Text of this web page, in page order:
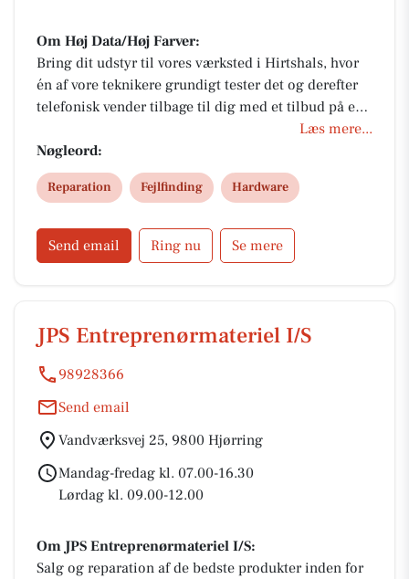
Om Høj Data/Høj Farver:
Bring dit udstyr til vores værksted i Hirtshals, hvor
én af vore teknikere grundigt tester det og derefter
telefonisk vender tilbage til dig med et tilbud på en
eventuel reparation. Vi tager intet testgebyr – hvilket
betyder at du får udstyret tilbage uden beregning
hvis tilbudet afslås. Vi har dog en “bagatel grænse”
på 578kr. – hvis vi finder fejlen som der kan laves for
dig.
Læs mere...
Nøgleord:
Reparation Fejlfinding Hardware
Send email Ring nu Se mere
JPS Entreprenørmateriel I/S
98928366
Send email
Vandværksvej 25, 9800 Hjørring
Mandag-fredag kl. 07.00-16.30
Lørdag kl. 09.00-12.00
Om JPS Entreprenørmateriel I/S:
Salg og reparation af de bedste produkter inden for